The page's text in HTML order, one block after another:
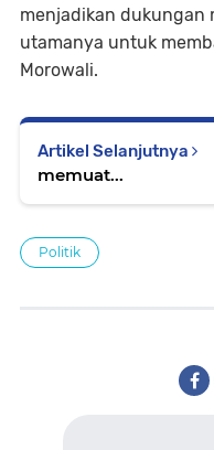
menjadikan dukungan
utamanya untuk
Morowali.
Artikel Selanjutnya
memuat...
Politik